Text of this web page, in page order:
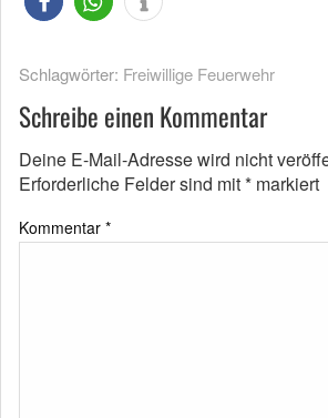
Schlagwörter: Freiwillige Feuerwehr
Schreibe einen Kommentar
Deine E-Mail-Adresse wird nicht
Erforderliche Felder sind mit* markiert
Kommentar *